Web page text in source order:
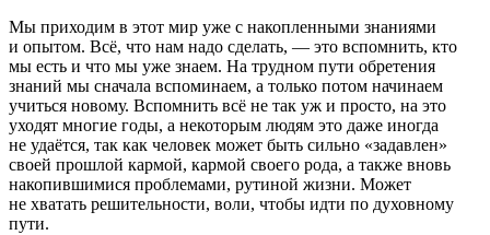
Мы приходим в этот мир уже с накопленными знаниями
и опытом. Всё, что нам надо сделать, — это вспомнить, кто
мы есть и что мы уже знаем. На трудном пути обретения
знаний мы сначала вспоминаем, а только потом начинаем
учиться новому. Вспомнить всё не так уж и просто, на это
уходят многие годы, а некоторым людям это даже иногда
не удаётся, так как человек может быть сильно «задавлен»
своей прошлой кармой, кармой своего рода, а также вновь
накопившимися проблемами, рутиной жизни. Может
не хватать решительности, воли, чтобы идти по духовному
пути.